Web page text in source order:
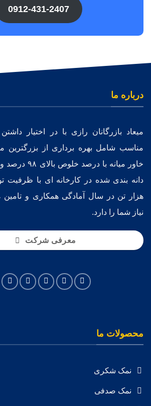
0912-431-2407
درباره ما
میعاد بازرگانان رازی با در اختیار
مناسب شامل بهره برداری از
خاور میانه با
هزار تن در سال آمادگی همکاری و
نیاز شما را دارد.
معرفی شرکت
محصولات ما
نمک شکری
نمک صدفی